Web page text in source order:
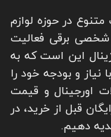
متنوع در حوزه لوازم
شخصی برقی فعالیت
این است که به
و بودجه خود را
اورجینال و قیمت
قبل از خرید، در
دهیم.